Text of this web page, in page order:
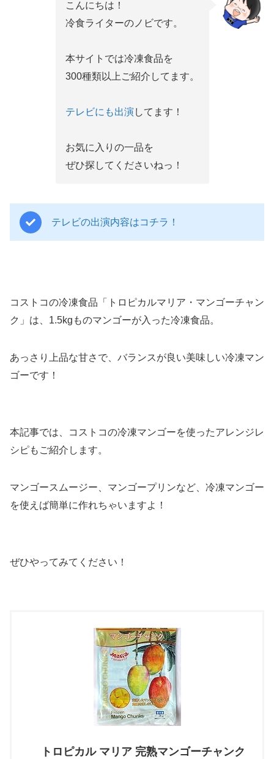
こんにちは！
冷食ライターのノビです。
本サイトでは冷凍食品を
300種類以上ご紹介してます。
テレビにも出演してます！
お気に入りの一品を
ぜひ探してくださいねっ！
テレビの出演内容はコチラ！
コストコの冷凍食品「トロピカルマリア・マンゴーチャン
ク」は、1.5kgものマンゴーが入った冷凍食品。
あっさり上品な甘さで、バランスが良い美味しい冷凍マン
ゴーです！
本記事では、コストコの冷凍マンゴーを使ったアレンジレ
シピもご紹介します。
マンゴースムージー、マンゴープリンなど、冷凍マンゴー
を使えば簡単に作れちゃいますよ！
ぜひやってみてください！
トロピカル マリア 完熟マンゴーチャンク